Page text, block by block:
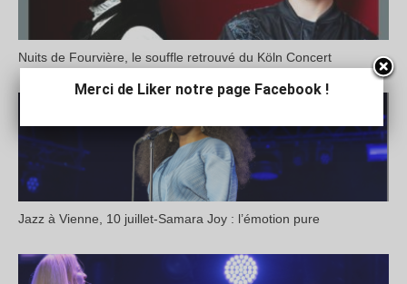
Nuits de Fourvière, le souffle retrouvé du Köln Concert
Jazz à Vienne, 10 juillet-Samara Joy : l’émotion pure
Merci de Liker notre page Facebook !